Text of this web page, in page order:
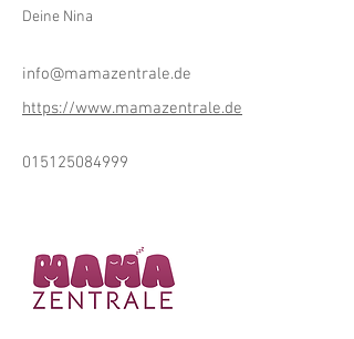
Deine Nina
info@mamazentrale.de
https://www.mamazentrale.de
015125084999